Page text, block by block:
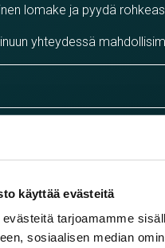
käyttää evästeitä
tarjoamamme
sosiaalisen median
lomake ja pyydä
yhteydessä
*